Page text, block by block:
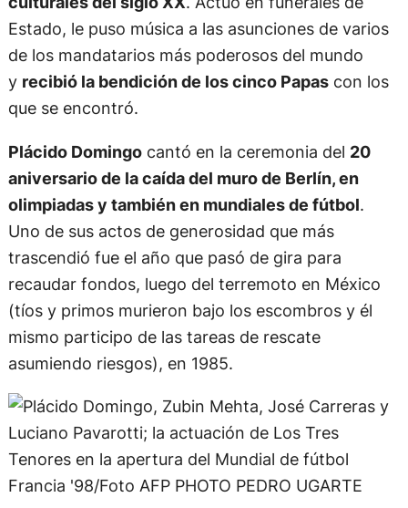
Estado, le puso música a las asunciones de varios
de los mandatarios más poderosos del mundo
y recibió la bendición de los cinco Papascon los
que se encontró.
Plácido Domingocantó en la ceremonia del 20
aniversario de la caída del muro de Berlín, en
olimpiadas y también en mundiales de fútbol.
Uno de sus actos de generosidad que más
trascendió fue el año que pasó de gira para
recaudar fondos, luego del terremoto en México
(tíos y primos murieron bajo los escombros y él
mismo participo de las tareas de rescate
asumiendo riesgos), en 1985.